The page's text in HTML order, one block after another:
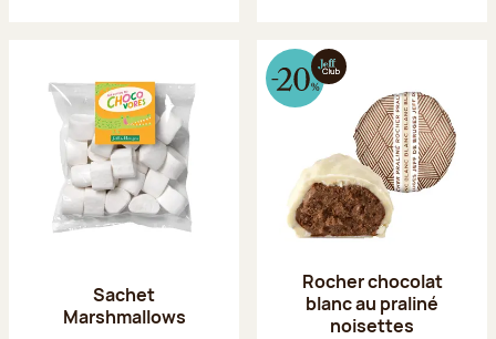
Sachet
Marshmallows
Rocher chocolat
blanc au praliné
noisettes